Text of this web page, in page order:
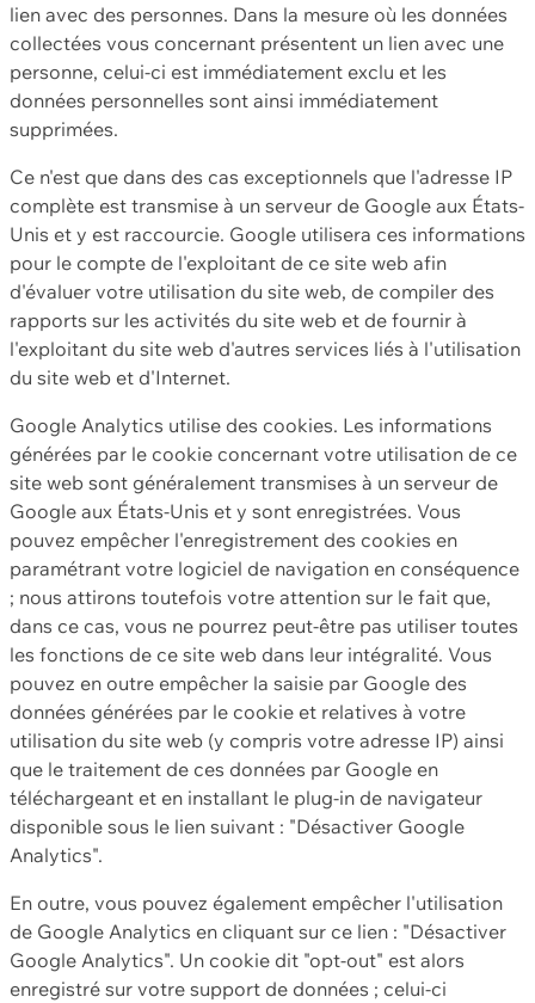
lien avec des personnes. Dans la mesure où les données
collectées vous concernant présentent un lien avec une
personne, celui-ci est immédiatement exclu et les
données personnelles sont ainsi immédiatement
supprimées.
Ce n'est que dans des cas exceptionnels que l'adresse IP
complète est transmise à un serveur de Google aux États-
Unis et y est raccourcie. Google utilisera ces informations
pour le compte de l'exploitant de ce site web afin
d'évaluer votre utilisation du site web, de compiler des
rapports sur les activités du site web et de fournir à
l'exploitant du site web d'autres services liés à l'utilisation
du site web et d'Internet.
Google Analytics utilise des cookies. Les informations
générées par le cookie concernant votre utilisation de ce
site web sont généralement transmises à un serveur de
Google aux États-Unis et y sont enregistrées. Vous
pouvez empêcher l'enregistrement des cookies en
paramétrant votre logiciel de navigation en conséquence
; nous attirons toutefois votre attention sur le fait que,
dans ce cas, vous ne pourrez peut-être pas utiliser toutes
les fonctions de ce site web dans leur intégralité. Vous
pouvez en outre empêcher la saisie par Google des
données générées par le cookie et relatives à votre
utilisation du site web (y compris votre adresse IP) ainsi
que le traitement de ces données par Google en
téléchargeant et en installant le plug-in de navigateur
disponible sous le lien suivant : "Désactiver Google
Analytics".
En outre, vous pouvez également empêcher l'utilisation
de Google Analytics en cliquant sur ce lien : "Désactiver
Google Analytics". Un cookie dit "opt-out" est alors
enregistré sur votre support de données ; celui-ci